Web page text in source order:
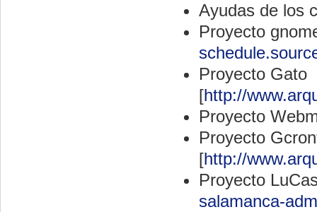
Ayudas de los
Proyecto
Proyecto Gato
[http://
Proyecto
Proyecto
[http://
Proyecto
salamanca-